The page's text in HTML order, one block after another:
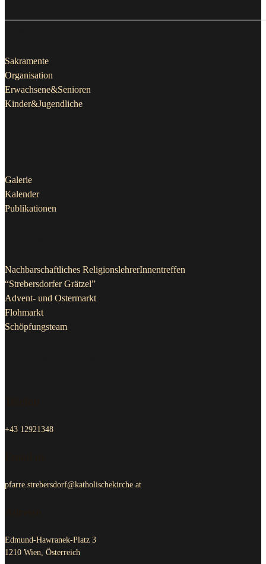
Sakramente
Organisation
Erwachsene&Senioren
Kinder&Jugendliche
Galerie
Kalender
Publikationen
Nachbarschaftliches ReligionslehrerInnentreffen
“Strebersdorfer Grätzel”
Advent- und Ostermarkt
Flohmarkt
Schöpfungsteam
+43 12921348
pfarre.strebersdorf@katholischekirche.at
Edmund-Hawranek-Platz 3
1210 Wien, Österreich